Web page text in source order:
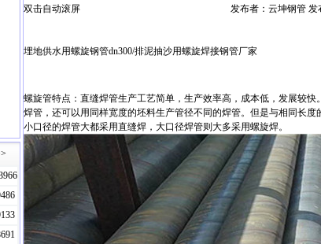
双击自动滚屏
发布者：云坤钢管 发
埋地供水用螺旋钢管dn300/排泥抽沙用螺旋焊接钢管厂家
螺旋管特点：直缝焊管生产工艺简单，生产效率高，成本低，发展较
焊管，还可以用同样宽度的坯料生产管径不同的焊管。但是与相同长
小口径的焊管大都采用直缝焊，大口径焊管则大多采用螺旋焊。